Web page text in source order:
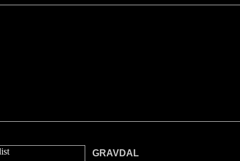
GRAVDAL